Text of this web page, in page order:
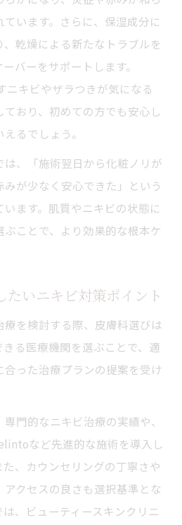
消する渋谷区発の最新事例
やHyPeelintoの効果的活用
渋谷区ニキビケアの新常識
で叶う透明感ある肌への道
切な正しいセルフケア習慣
います。さらに、保湿成分に
乾燥による新たなトラブルを
バーをサポートします。
キビやザラつきが気になる
おり、初めての方でも安心し
るでしょう。
、「施術翌日から化粧ノリが
が少なく安心できた」という
ます。肌質やニキビの状態に
ことで、より効果的な根本ケ
たいニキビ対策ポイント
を検討する際、皮膚科選びは
る医療機関を選ぶことで、適
った治療プランの提案を受け
門的なニキビ治療の実績や、
など先進的な施術を導入し
、カウンセリングの丁寧さや
クセスの良さも選択基準とな
、ビューティースキンクリニ